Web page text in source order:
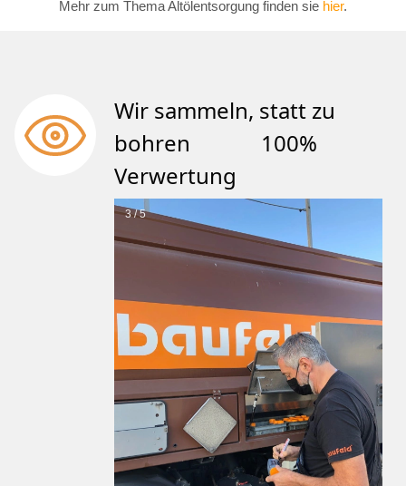
Mehr zum Thema Altölentsorgung finden sie hier.
Wir sammeln, statt zu
bohren 100%
Verwertung
3 / 5